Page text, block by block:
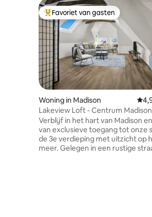
Topfavoriet van gasten
Favoriet van gasten
Woning in Madison
Lakeview Loft - Centrum Madison
Verblijf in het hart van Madison
van exclusieve toegang tot onze
de 3e verdieping met uitzicht op
meer. Gelegen in een rustige